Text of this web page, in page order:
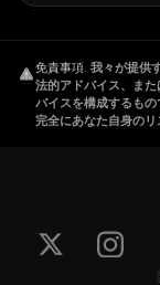
免責事項. 我々が提供
法的アドバイス、ま
バイスを構成するもの
完全にあなた自身のリ